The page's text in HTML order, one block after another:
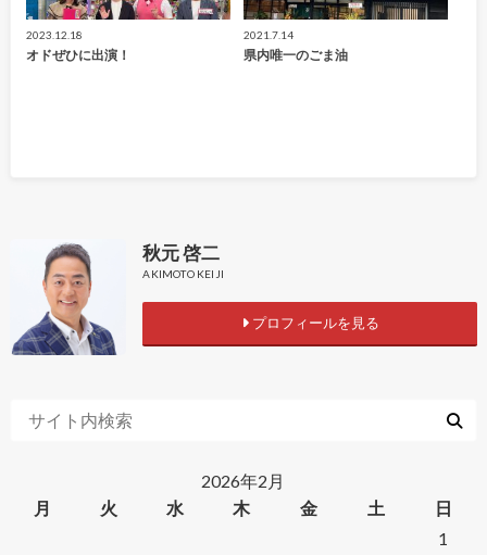
2023.12.18
オドぜひに出演！
2021.7.14
県内唯一のごま油
秋元 啓二
AKIMOTO KEIJI
プロフィールを見る
2026年2月
月
火 水 木 金 土
日
1